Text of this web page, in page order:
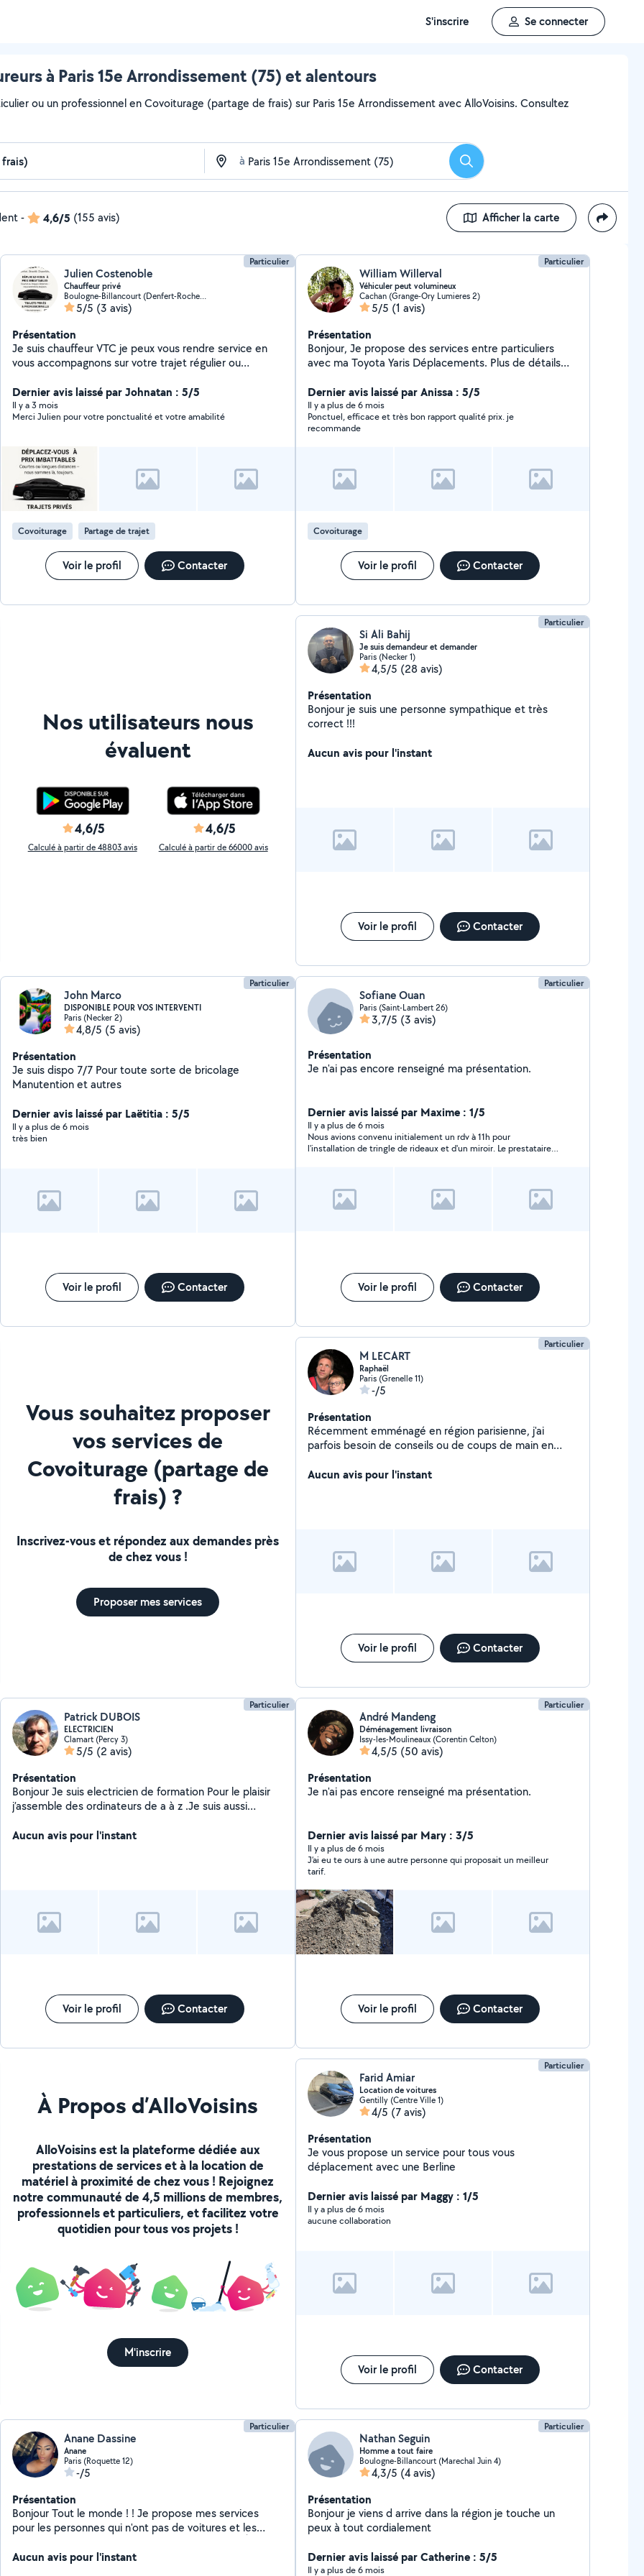
S'inscrire Se connecter
à Paris 15e Arrondissement (75) et alentours
ou un professionnel en Covoiturage (partage de frais) sur Paris 15e Arrondissement avec AlloVoisins. Consultez
à Rechercher
- 4,6/5 (155 avis) Afficher la carte
Particulier
Julien Costenoble
Chauffeur privé
Boulogne-Billancourt (Denfert-Rochereau 2)
5/5 (3 avis)
Présentation
Je suis chauffeur VTC je peux vous rendre service en
vous accompagnons sur votre trajet régulier ou
mobilité réduite. Livraison de colis.
Dernier avis laissé par Johnatan : 5/5
Il y a 3 mois
Merci Julien pour votre ponctualité et votre amabilité
Covoiturage Partage de trajet
Voir le profil Contacter
Particulier
William Willerval
Véhiculer peut volumineux
Cachan (Grange-Ory Lumieres 2)
5/5 (1 avis)
Présentation
Bonjour, Je propose des services entre particuliers
avec ma Toyota Yaris Déplacements. Plus de détails
ne boit pas. Rentrer en tout sécurité Je suis aussi
disponible pour tout autre service à domicile tel que le
montage de meubles ou l'entretien de vos jardins (2
ans jardinier), je ne fournis aucun outil, merci de prévoir
Dernier avis laissé par Anissa : 5/5
Il y a plus de 6 mois
Ponctuel, efficace et très bon rapport qualité prix. je
recommande
Covoiturage
Voir le profil Contacter
Nos utilisateurs nous
évaluent
4,6/5
Calculé à partir de 48803 avis
4,6/5
Calculé à partir de 66000 avis
Particulier
Si Ali Bahij
Je suis demandeur et demander
Paris (Necker 1)
4,5/5 (28 avis)
Présentation
Bonjour je suis une personne sympathique et très
correct !!!
Aucun avis pour l'instant
Voir le profil Contacter
Particulier
John Marco
DISPONIBLE POUR VOS INTERVENTI
Paris (Necker 2)
4,8/5 (5 avis)
Présentation
Je suis dispo 7/7 Pour toute sorte de bricolage
Manutention et autres
Dernier avis laissé par Laëtitia : 5/5
Il y a plus de 6 mois
très bien
Voir le profil Contacter
Particulier
Sofiane Ouan
Paris (Saint-Lambert 26)
3,7/5 (3 avis)
Présentation
Je n'ai pas encore renseigné ma présentation.
Dernier avis laissé par Maxime : 1/5
Il y a plus de 6 mois
Nous avions convenu initialement un rdv à 11h pour
l'installation de tringle de rideaux et d'un miroir. Le prestataire
était très poli et courtois, son collègue beaucoup moins. Il
contactait ses amis pendant la prestation et était sur son
Voir le profil Contacter
Vous souhaitez proposer
vos services de
Covoiturage (partage de
frais) ?
Inscrivez-vous et répondez aux demandes près
de chez vous !
Proposer mes services
Particulier
M LECART
Raphaël
Paris (Grenelle 11)
-/5
Présentation
Récemment emménagé en région parisienne, j'ai
parfois besoin de conseils ou de coups de main en
autre) dans mon arrondissement (15eme). Comme les
Aucun avis pour l'instant
Voir le profil Contacter
Particulier
Patrick DUBOIS
ELECTRICIEN
Clamart (Percy 3)
5/5 (2 avis)
Présentation
Bonjour Je suis electricien de formation Pour le plaisir
j’assemble des ordinateurs de a à z .Je suis aussi
Aucun avis pour l'instant
Voir le profil Contacter
Particulier
André Mandeng
Déménagement livraison
Issy-les-Moulineaux (Corentin Celton)
4,5/5 (50 avis)
Présentation
Je n'ai pas encore renseigné ma présentation.
Dernier avis laissé par Mary : 3/5
Il y a plus de 6 mois
J’ai eu te ours à une autre personne qui proposait un meilleur
tarif.
Voir le profil Contacter
À Propos d’AlloVoisins
AlloVoisins est la plateforme dédiée aux
prestations de services et à la location de
matériel à proximité de chez vous ! Rejoignez
notre communauté de 4,5 millions de membres,
professionnels et particuliers, et facilitez votre
quotidien pour tous vos projets !
M'inscrire
Particulier
Farid Amiar
Location de voitures
Gentilly (Centre Ville 1)
4/5 (7 avis)
Présentation
Je vous propose un service pour tous vous
déplacement avec une Berline
Dernier avis laissé par Maggy : 1/5
Il y a plus de 6 mois
aucune collaboration
Voir le profil Contacter
Particulier
Anane Dassine
Anane
Paris (Roquette 12)
-/5
Présentation
Bonjour Tout le monde ! ! Je propose mes services
pour les personnes qui n'ont pas de voitures et les
vite
Aucun avis pour l'instant
Particulier
Nathan Seguin
Homme a tout faire
Boulogne-Billancourt (Marechal Juin 4)
4,3/5 (4 avis)
Présentation
Bonjour je viens d arrive dans la région je touche un
peux à tout cordialement
Dernier avis laissé par Catherine : 5/5
Il y a plus de 6 mois